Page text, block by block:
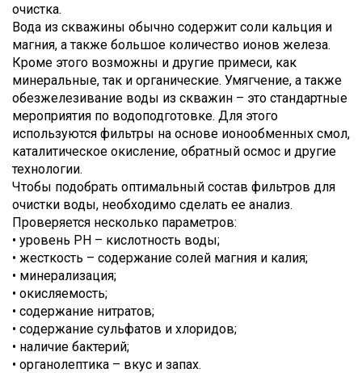
очистка.
Вода из скважины обычно содержит соли кальция и
магния, а также большое количество ионов железа.
Кроме этого возможны и другие примеси, как
минеральные, так и органические. Умягчение, а также
обезжелезивание воды из скважин – это стандартные
мероприятия по водоподготовке. Для этого
используются фильтры на основе ионообменных смол,
каталитическое окисление, обратный осмос и другие
технологии.
Чтобы подобрать оптимальный состав фильтров для
очистки воды, необходимо сделать ее анализ.
Проверяется несколько параметров:
• уровень PH – кислотность воды;
• жесткость – содержание солей магния и калия;
• минерализация;
• окисляемость;
• содержание нитратов;
• содержание сульфатов и хлоридов;
• наличие бактерий;
• органолептика – вкус и запах.